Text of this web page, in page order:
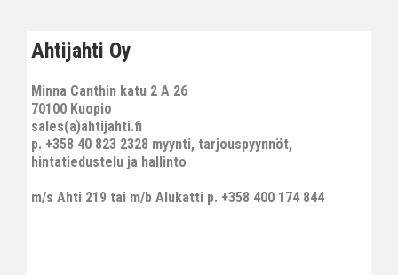
Ahtijahti Oy
Minna Canthin katu 2 A 26
70100 Kuopio
sales(a)ahtijahti.fi
p. +358 40 823 2328 myynti, tarjouspyynnöt,
hintatiedustelu ja hallinto
m/s Ahti 219 tai m/b Alukatti p. +358 400 174 844